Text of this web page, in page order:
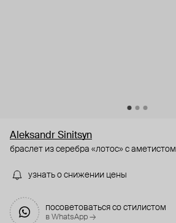
Aleksandr Sinitsyn
браслет из серебра «лотос» с аметистом
узнать о снижении цены
посоветоваться со стилистом
в WhatsApp →